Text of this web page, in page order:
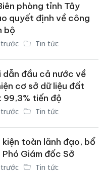
phòng tỉnh Tây
quyết định về công
bộ
Tin tức
dẫn đầu cả nước về
cơ sở dữ liệu đất
99,3% tiến độ
Tin tức
kiện toàn lãnh đạo, bổ
Phó Giám đốc Sở
Tin tức